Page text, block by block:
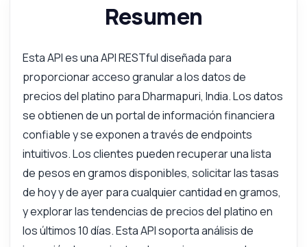
Resumen
Esta API es una API RESTful diseñada para
proporcionar acceso granular a los datos de
precios del platino para Dharmapuri, India. Los datos
se obtienen de un portal de información financiera
confiable y se exponen a través de endpoints
intuitivos. Los clientes pueden recuperar una lista
de pesos en gramos disponibles, solicitar las tasas
de hoy y de ayer para cualquier cantidad en gramos,
y explorar las tendencias de precios del platino en
los últimos 10 días. Esta API soporta análisis de